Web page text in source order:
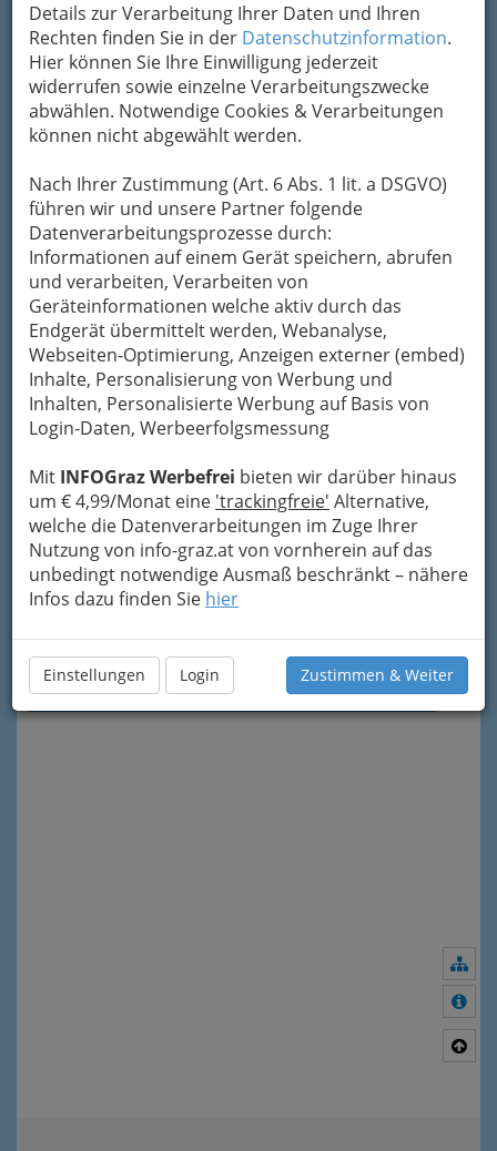
Details zur Verarbeitung Ihrer Daten und Ihren
Rechten finden Sie in der Datenschutzinformation.
Hier können Sie Ihre Einwilligung jederzeit
widerrufen sowie einzelne Verarbeitungszwecke
abwählen. Notwendige Cookies & Verarbeitungen
können nicht abgewählt werden.
Nach Ihrer Zustimmung (Art. 6 Abs. 1 lit. a DSGVO)
führen wir und unsere Partner folgende
Datenverarbeitungsprozesse durch:
Informationen auf einem Gerät speichern, abrufen
und verarbeiten, Verarbeiten von
Geräteinformationen welche aktiv durch das
Endgerät übermittelt werden, Webanalyse,
Webseiten-Optimierung, Anzeigen externer (embed)
Inhalte, Personalisierung von Werbung und
Inhalten, Personalisierte Werbung auf Basis von
Login-Daten, Werbeerfolgsmessung
Mit INFOGraz Werbefrei bieten wir darüber hinaus
um € 4,99/Monat eine 'trackingfreie' Alternative,
welche die Datenverarbeitungen im Zuge Ihrer
Nutzung von info-graz.at von vornherein auf das
unbedingt notwendige Ausmaß beschränkt – nähere
Infos dazu finden Sie hier
Einstellungen Login Zustimmen & Weiter
Steiermarks größtem Schulclubbing am 24. Oktober 2013 in
der Thalia Bar Graz - 001
Vergrößern
Thalia
Bar Graz - 150 Beats per Minute
Steiermarks größtes
Schulclubbing, 24. Oktober
2013
Nach 150 Jahren Schulbank-Drücken stieg
ENDLICHSteiermarks größtes Schulclubbing
Grazer Bar Thalia.
Partynacht mitAntenne-Star DJ Enrico
Ostendorfaus Berlin!